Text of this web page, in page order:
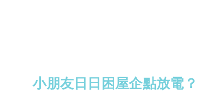
小朋友日日困屋企點放電？